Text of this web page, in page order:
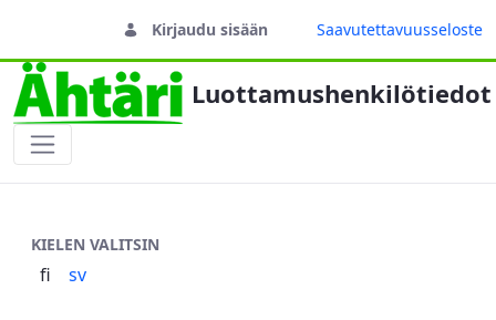
Kirjaudu sisään Saavutettavuusseloste
Luottamushenkilötiedot
KIELEN VALITSIN
fi sv